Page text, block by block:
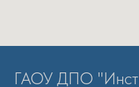
ГАОУ ДПО